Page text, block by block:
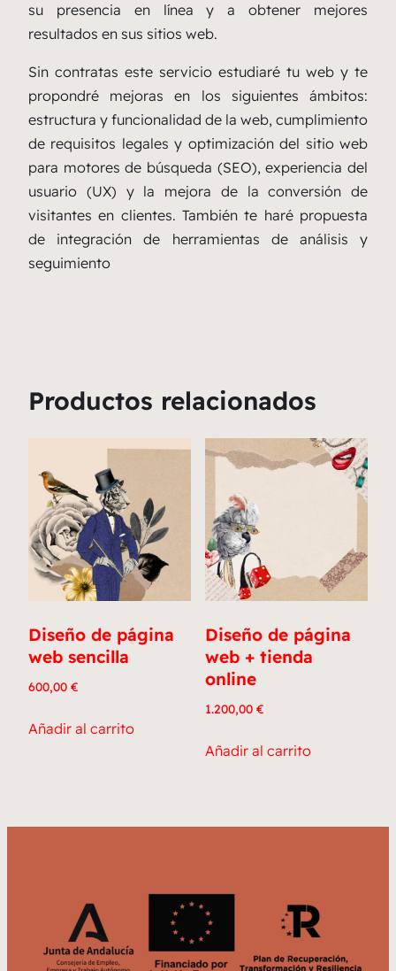
su presencia en línea y a obtener mejores
resultados en sus sitios web.
Sin contratas este servicio estudiaré tu web y te
propondré mejoras en los siguientes ámbitos:
estructura y funcionalidad de la web, cumplimiento
de requisitos legales y optimización del sitio web
para motores de búsqueda (SEO), experiencia del
usuario (UX) y la mejora de la conversión de
visitantes en clientes. También te haré propuesta
de integración de herramientas de análisis y
seguimiento
Productos relacionados
Diseño de página
web sencilla
600,00 €
Añadir al carrito
Diseño de página
web + tienda
online
1.200,00 €
Añadir al carrito